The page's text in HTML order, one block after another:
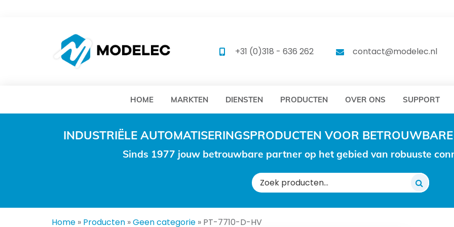
MODELEC MODELEC
+31 (0)318 - 636 262 contact@modelec.nl
HOME MARKTEN DIENSTEN PRODUCTEN OVER ONS SUPPORT
INDUSTRIËLE AUTOMATISERINGSPRODUCTEN VOOR
Sinds 1977 jouw betrouwbare partner op het gebied van robuuste
Zoeken
naar:
Home » Producten »Geen categorie » PT-7710-D-HV